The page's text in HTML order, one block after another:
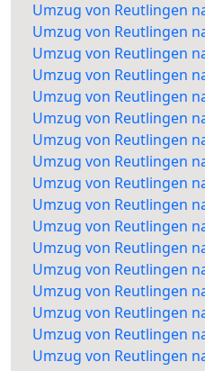
Umzug von Reutlingen
Umzug von Reutlingen
Umzug von Reutlingen
Umzug von Reutlingen
Umzug von Reutlingen
Umzug von Reutlingen
Umzug von Reutlingen
Umzug von Reutlingen
Umzug von Reutlingen
Umzug von Reutlingen
Umzug von Reutlingen
Umzug von Reutlingen
Umzug von Reutlingen
Umzug von Reutlingen
Umzug von Reutlingen
Umzug von Reutlingen
Umzug von Reutlingen